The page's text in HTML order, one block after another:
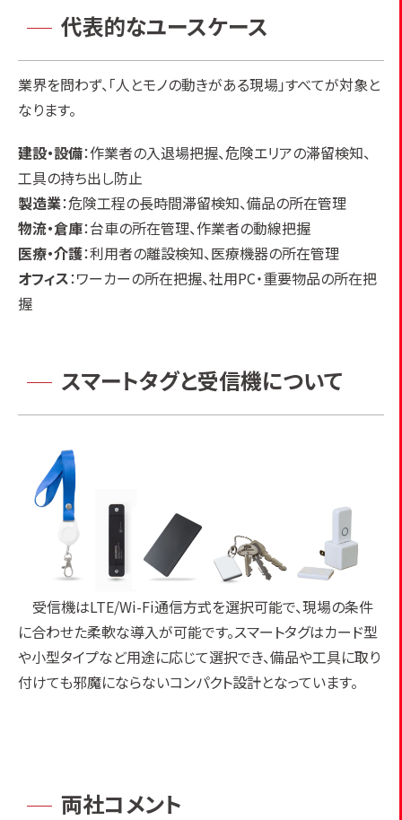
代表的なユースケース
業界を問わず、「人とモノの動きがある現場」すべてが対象と
なります。
建設・設備：作業者の入退場把握、危険エリアの滞留検知、
工具の持ち出し防止
製造業：危険工程の長時間滞留検知、備品の所在管理
物流・倉庫：台車の所在管理、作業者の動線把握
医療・介護：利用者の離設検知、医療機器の所在管理
オフィス：ワーカーの所在把握、社用PC・重要物品の所在把
握
スマートタグと受信機について
受信機はLTE/Wi-Fi通信方式を選択可能で、現場の条件
に合わせた柔軟な導入が可能です。スマートタグはカード型
や小型タイプなど用途に応じて選択でき、備品や工具に取り
付けても邪魔にならないコンパクト設計となっています。
両社コメント